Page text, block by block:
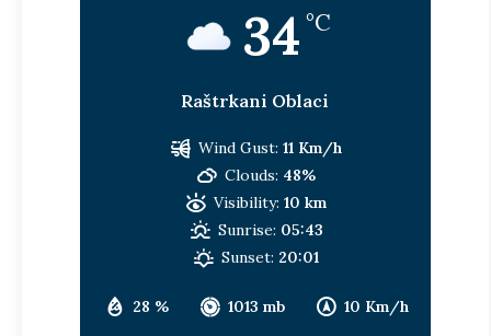
34 °C
Raštrkani Oblaci
28 % 1013 mb 10 Km/h
Wind Gust: 11 Km/h
Clouds: 48%
Visibility: 10 km
Sunrise: 05:43
Sunset: 20:01